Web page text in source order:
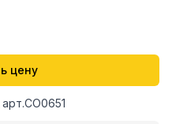
цену